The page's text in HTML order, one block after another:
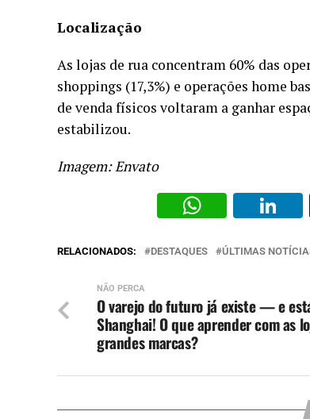
Localização
As lojas de rua concentram 60% das
shoppings (17,3%) e operações home
de venda físicos voltaram a ganhar
estabilizou.
Imagem: Envato
RELACIONADOS: DESTAQUES ÚLTIMAS
NÃO PERCA
O varejo do futuro já existe — e
Shanghai! O que aprender com as
grandes marcas?